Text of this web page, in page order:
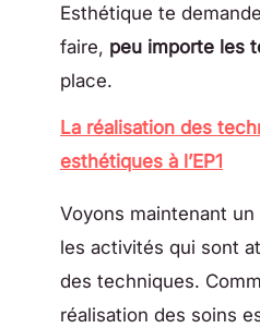
Esthétique te
faire, peu importe les
place.
La réalisation des
esthétiques à l’EP1
Voyons maintenant
les activités qui sont
des techniques.
réalisation des soins